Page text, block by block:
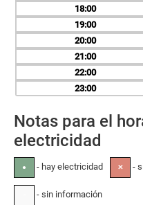
18
19
20
21
22
23
Notas para el
electricidad
● - hay electricidad ✕ -
- sin información